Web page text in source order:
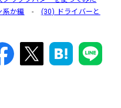
系か編 - (30) ドライバーと